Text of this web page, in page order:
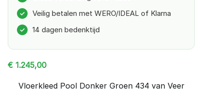
✓ Veilig betalen met WERO/IDEAL of Klarna
✓ 14 dagen bedenktijd
€ 1.245,00
Vloerkleed Pool Donker Groen 434 van Veer